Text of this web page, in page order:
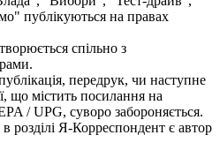
публікуються на правах
спільно з
передрук, чи наступне
що містить посилання на
/ UPG, суворо забороняється.
розділі Я-Корреспондент є автор